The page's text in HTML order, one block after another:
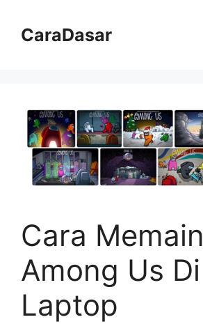
CaraDasar
Cara
Among Us
Laptop